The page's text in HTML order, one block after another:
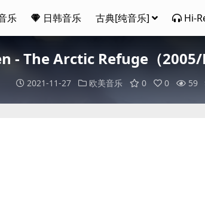
乐 日韩音乐 古典[纯音乐] Hi-
- The Arctic Refuge（2005/
2021-11-27 欧美音乐 0 0 59